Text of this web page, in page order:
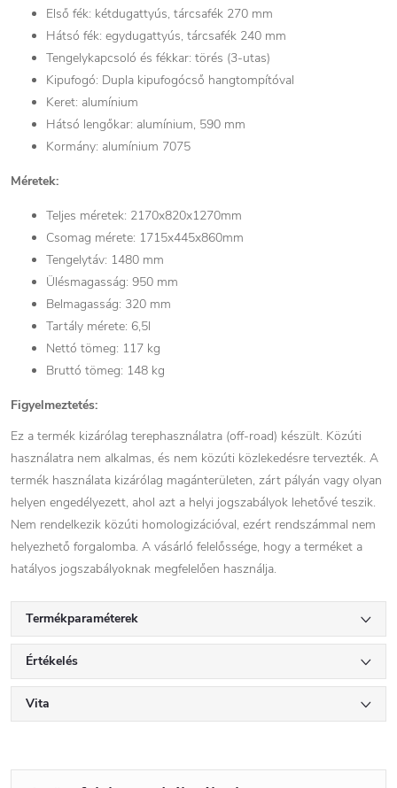
Első fék: kétdugattyús, tárcsafék 270 mm
Hátsó fék: egydugattyús, tárcsafék 240 mm
Tengelykapcsoló és fékkar: törés (3-utas)
Kipufogó: Dupla kipufogócső hangtompítóval
Keret: alumínium
Hátsó lengőkar: alumínium, 590 mm
Kormány: alumínium 7075
Méretek:
Teljes méretek: 2170x820x1270mm
Csomag mérete: 1715x445x860mm
Tengelytáv: 1480 mm
Ülésmagasság: 950 mm
Belmagasság: 320 mm
Tartály mérete: 6,5l
Nettó tömeg: 117 kg
Bruttó tömeg: 148 kg
Figyelmeztetés:
Ez a termék kizárólag terephasználatra (off-road) készült. Közúti
használatra nem alkalmas, és nem közúti közlekedésre tervezték. A
termék használata kizárólag magánterületen, zárt pályán vagy olyan
helyen engedélyezett, ahol azt a helyi jogszabályok lehetővé teszik.
Nem rendelkezik közúti homologizációval, ezért rendszámmal nem
helyezhető forgalomba. A vásárló felelőssége, hogy a terméket a
hatályos jogszabályoknak megfelelően használja.
Termékparaméterek
Értékelés
Vita